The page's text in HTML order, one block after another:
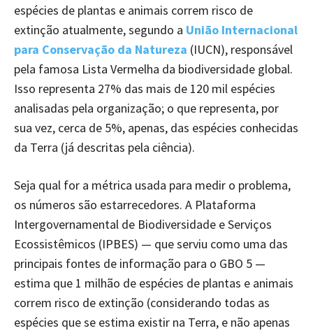
espécies de plantas e animais correm risco de
extinção atualmente, segundo a União Internacional
para Conservação da Natureza (IUCN), responsável
pela famosa Lista Vermelha da biodiversidade global.
Isso representa 27% das mais de 120 mil espécies
analisadas pela organização; o que representa, por
sua vez, cerca de 5%, apenas, das espécies conhecidas
da Terra (já descritas pela ciência).
Seja qual for a métrica usada para medir o problema,
os números são estarrecedores. A Plataforma
Intergovernamental de Biodiversidade e Serviços
Ecossistêmicos (IPBES) — que serviu como uma das
principais fontes de informação para o GBO 5 —
estima que 1 milhão de espécies de plantas e animais
correm risco de extinção (considerando todas as
espécies que se estima existir na Terra, e não apenas